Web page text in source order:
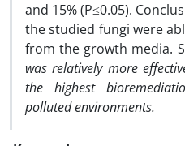
and 15% (P≤0.05).
the studied fungi were
from the growth media.
was relatively more
the highest
polluted environments.